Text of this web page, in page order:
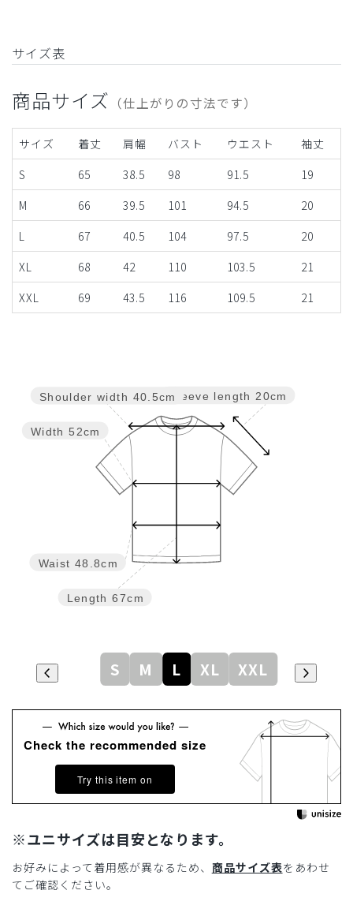
サイズ表
商品サイズ （仕上がりの寸法です）
サイズ 着丈 肩幅 バスト ウエスト
袖丈
S
65 38.5 98 91.5
19
M
66 39.5 101 94.5
20
L
67 40.5 104 97.5
20
XL
68 42 110 103.5
21
XXL
69 43.5 116 109.5 21
Sleeve length 20cm
Length 67cm
Waist 48.8cm
Width 52cm
Shoulder width 40.5cm
S M L XL XXL
Check the recommended size
Try this item on
※ユニサイズは目安となります。
お好みによって着用感が異なるため、 商品サイズ表をあわせ
てご確認ください。